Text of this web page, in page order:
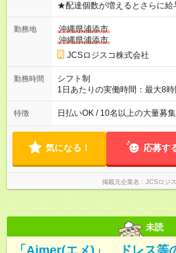
★配達個数が増えるとさらに給
ど！ ・主要都市エリア 月収55万円／週5日稼働 月収65万~112
万円／週6日稼働 ・地方郊外エリア 月収40万円／週5日稼働 月
収40万円~50万円／週6日稼働 ＜モデルイメージ＞ ■月収50万
円 (27歳男性/江東区在住)※元
(日休み) ■月収80万円(43歳男性/墨田区在住)※元営業 1日200個
勤務地
沖縄県浦添市
沖縄県浦添市
JCSロジスコ株式会社
勤務時間
シフト制
1日あたりの実働時間：最大8
働8時間） ※週5日勤務（場所
よって時間外での勤務可能性
特徴 日払いOK / 10名以上の大量募集
気になる！ 応募す
掲載元企業名 JCSロジ
未読
「Aimer(エメ)」 ドレス等